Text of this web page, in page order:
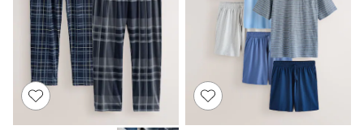
River Island
Eid Holiday Collection
SCHOOLWEAR
All Boys Schoolwear
Shoes
Trousers
Shorts
Shirts